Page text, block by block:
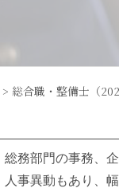
> 総合職・整備士（
総務部門の事務、
人事異動もあり、